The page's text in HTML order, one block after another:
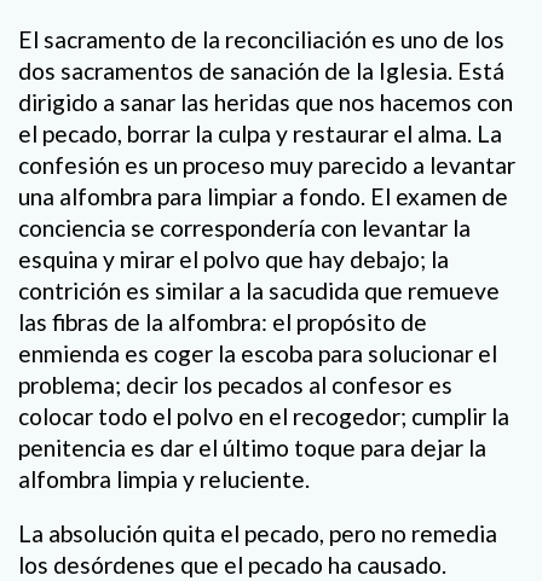
El sacramento de la reconciliación es uno de los
dos sacramentos de sanación de la Iglesia. Está
dirigido a sanar las heridas que nos hacemos con
el pecado, borrar la culpa y restaurar el alma. La
confesión es un proceso muy parecido a levantar
una alfombra para limpiar a fondo. El examen de
conciencia se correspondería con levantar la
esquina y mirar el polvo que hay debajo; la
contrición es similar a la sacudida que remueve
las fibras de la alfombra: el propósito de
enmienda es coger la escoba para solucionar el
problema; decir los pecados al confesor es
colocar todo el polvo en el recogedor; cumplir la
penitencia es dar el último toque para dejar la
alfombra limpia y reluciente.
La absolución quita el pecado, pero no remedia
los desórdenes que el pecado ha causado.